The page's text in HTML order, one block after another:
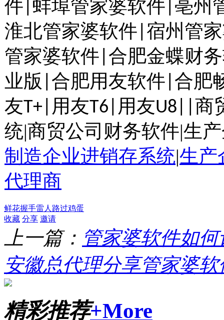
件 蚌埠管家婆软件 亳州
淮北管家婆软件 宿州管
管家婆软件 合肥金蝶财
业版 合肥用友软件 合肥
友T+| 用友T6| 用友U8|| 商
统|商贸公司财务软件|生
制造企业进销存系统|生产
代理商
鲜花握手雷人 路过鸡蛋
收藏 分享 邀请
上一篇： 管家婆软件如
安徽总代理分享管家婆
精彩推荐+More